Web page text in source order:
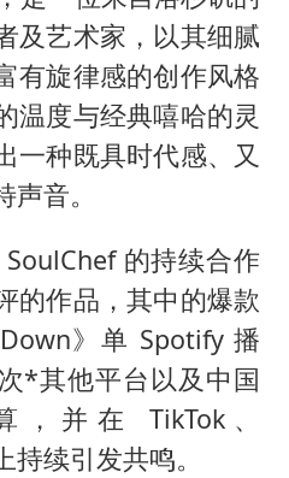
及艺术家，以其细腻
有旋律感的创作风格
温度与经典嘻哈的灵
一种既具时代感、又
音。
的持续合作
的作品，其中的爆款
》单 Spotify 播
*其他平台以及中国
并在 TikTok、
续引发共鸣。